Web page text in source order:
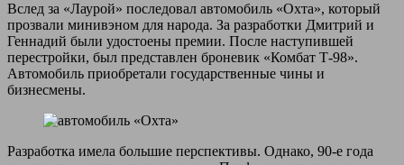
Вслед за «Лаурой» последовал автомобиль «Охта», который
прозвали минивэном для народа. За разработки Дмитрий и
Геннадий были удостоены премии. После наступившей
перестройки, был представлен броневик «Комбат Т-98».
Автомобиль приобретали государственные чины и
бизнесмены.
Разработка имела большие перспективы. Однако, 90-е года